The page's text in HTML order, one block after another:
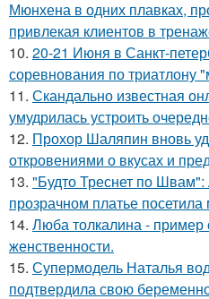
Мюнхена в одних плавках,
привлекая клиентов в
10. 20-21 Июня в Санкт-
соревнования по триатлону
11. Скандально известная
умудрилась устроить
12. Прохор Шаляпин вновь
откровениями о вкусах и
13. "Будто Треснет по Швам":
прозрачном платье
14. Люба толкалина - пример
женственности.
15. Супермодель Наталья
подтвердила свою